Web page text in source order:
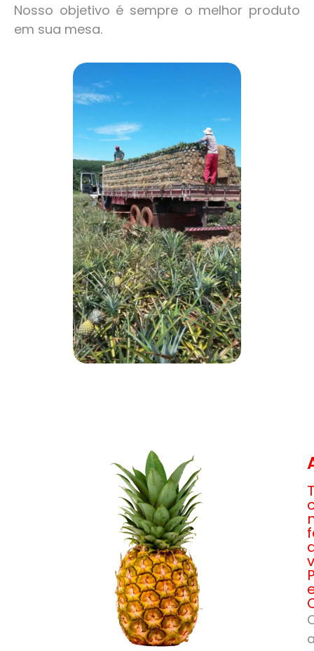
Nosso objetivo é sempre o melhor produto
em sua mesa.